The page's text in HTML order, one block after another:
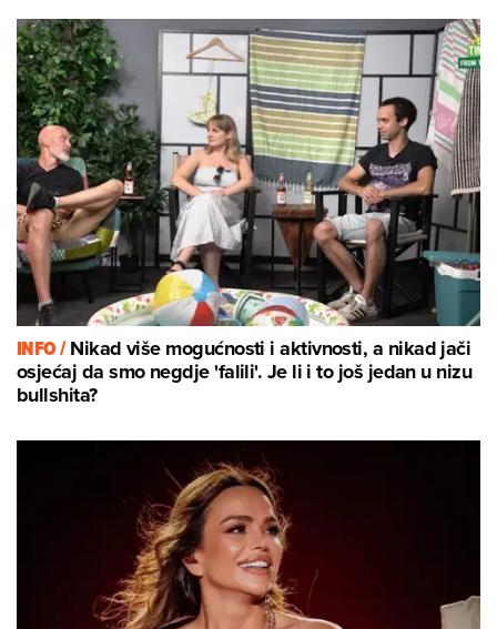
INFO /Nikad više mogućnosti i aktivnosti, a nikad jači
osjećaj da smo negdje 'falili'. Je li i to još jedan u nizu
bullshita?